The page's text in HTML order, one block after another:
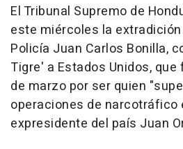
El Tribunal Supremo de
este miércoles la
Policía Juan Carlos Bonilla,
Tigre' a Estados Unidos,
de marzo por ser quien
operaciones de narcotráfico
expresidente del país Juan